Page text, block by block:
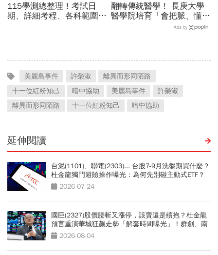
115學測總整理！考試日
期、詳細考程、各科範圍…
翻轉傳統醫學！ 長庚大學
醫學院培育「會把脈、懂
AI」的中西醫雙修醫師
Ads by
美麗島事件 許榮淑
離異而形同陌路
十一位紅粉知己
暗中協助 美麗島事件
許榮淑
離異而形同陌路
十一位紅粉知己 暗中協助
延伸閱讀
台泥(1101)、聯電(2303)... 台股7-9月洗盤期買什麼？
杜金龍獨門避險操作曝光：為何先別碰主動式ETF？
2026-07-24
國巨(2327)股價腰斬又漲停，該賣還是續抱？杜金龍
預言重演華城狂飆走勢「解套時間曝光」！群創、南
亞科也點名
2026-08-04